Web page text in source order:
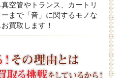
空管やトランス、カートリ
まで「音」に関するモノな
買取します！